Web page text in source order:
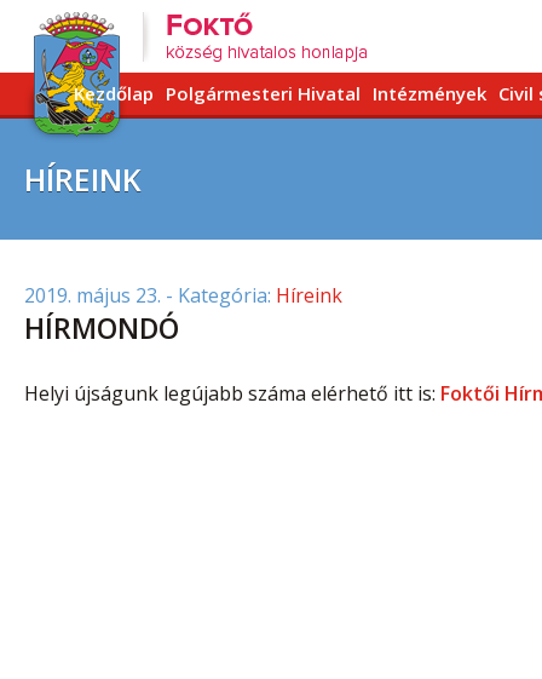
Kezdőlap Polgármesteri Hivatal Intézmények Civil
HÍREINK
2019. május 23. - Kategória: Híreink
HÍRMONDÓ
Helyi újságunk legújabb száma elérhető itt is: Foktői